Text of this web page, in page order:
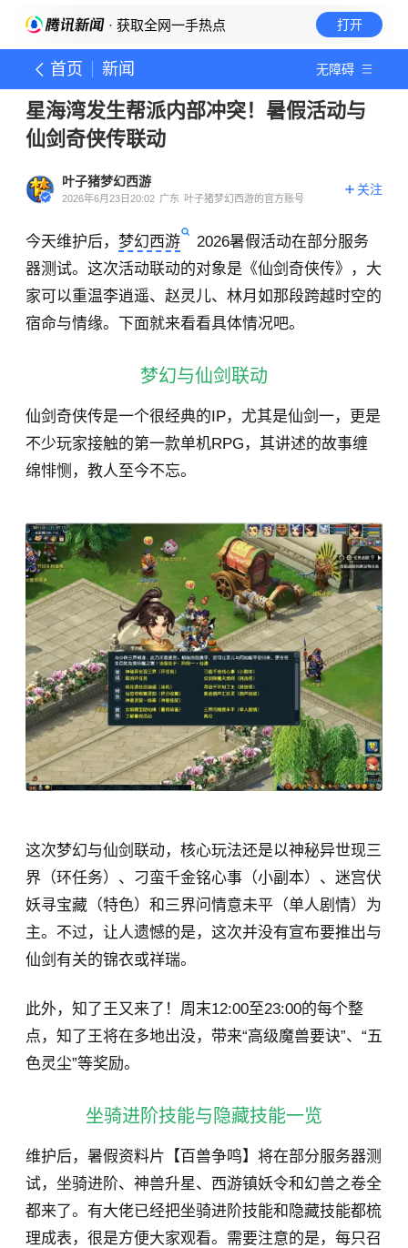
· 获取全网一手热点 打开
首页 新闻 无障碍
星海湾发生帮派内部冲突！暑假活动与
仙剑奇侠传联动
叶子猪梦幻西游
2026年6月23日20:02 广东 叶子猪梦幻西游的官方账号
关注
今天维护后， 梦幻西游
2026暑假活动在部分服务
器测试。这次活动联动的对象是《仙剑奇侠传》，大
家可以重温李逍遥、赵灵儿、林月如那段跨越时空的
宿命与情缘。下面就来看看具体情况吧。
梦幻与仙剑联动
仙剑奇侠传是一个很经典的IP，尤其是仙剑一，更是
不少玩家接触的第一款单机RPG，其讲述的故事缠
绵悱恻，教人至今不忘。
这次梦幻与仙剑联动，核心玩法还是以神秘异世现三
界（环任务）、刁蛮千金铭心事（小副本）、迷宫伏
妖寻宝藏（特色）和三界问情意未平（单人剧情）为
主。不过，让人遗憾的是，这次并没有宣布要推出与
仙剑有关的锦衣或祥瑞。
此外，知了王又来了！周末12:00至23:00的每个整
点，知了王将在多地出没，带来“高级魔兽要诀”、“五
色灵尘”等奖励。
坐骑进阶技能与隐藏技能一览
维护后，暑假资料片【百兽争鸣】将在部分服务器测
试，坐骑进阶、神兽升星、西游镇妖令和幻兽之卷全
都来了。有大佬已经把坐骑进阶技能和隐藏技能都梳
理成表，很是方便大家观看。需要注意的是，每只召